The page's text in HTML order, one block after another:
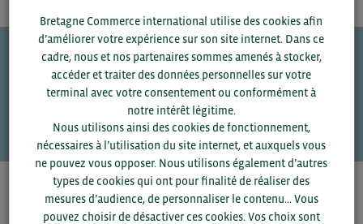
Une question ?
VOS CONTACTS
Pour voir les contacts, merci de renseigner votre
département et votre secteur ou connectez-vous.
Bretagne Commerce international utilise des cookies afin
d’améliorer votre expérience sur son site internet. Dans ce
cadre, nous et nos partenaires sommes amenés à stocker,
accéder et traiter des données personnelles sur votre
terminal avec votre consentement ou conformément à
notre intérêt légitime.
Nous utilisons ainsi des cookies de fonctionnement,
nécessaires à l’utilisation du site internet, et auxquels vous
ne pouvez vous opposer. Nous utilisons également d’autres
types de cookies qui ont pour finalité de réaliser des
mesures d’audience, de personnaliser le contenu... Vous
pouvez choisir de désactiver ces cookies. Vos choix sont